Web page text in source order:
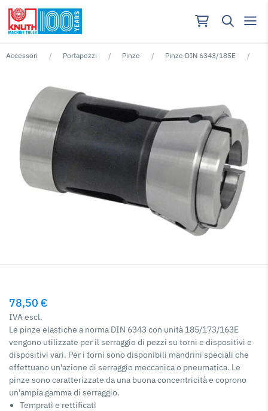
Nessun risutlato per ""
Accessori Portapezzi Pinze Pinze DIN 6343/185E
78,50 €
IVA escl.
Le pinze elastiche a norma DIN 6343 con unità 185/173/163E
vengono utilizzate per il serraggio di pezzi su torni e dispositivi e
dispositivi vari. Per i torni sono disponibili mandrini speciali che
effettuano un'azione di serraggio meccanica o pneumatica. Le
pinze sono caratterizzate da una buona concentricità e coprono
un'ampia gamma di serraggio.
Temprati e rettificati